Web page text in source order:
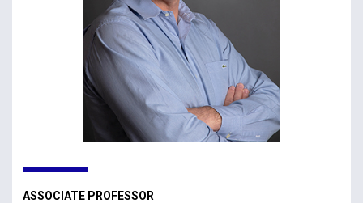
ASSOCIATE PROFESSOR